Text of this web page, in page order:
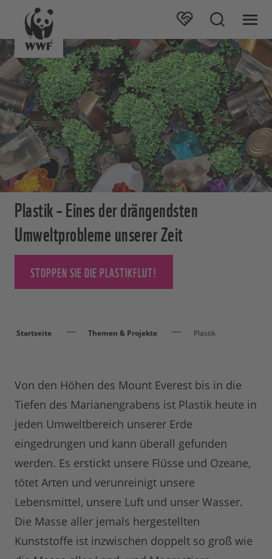
Plastik – Eines der drängendsten
Umweltprobleme unserer Zeit
STOPPEN SIE DIE PLASTIKFLUT!
Startseite Themen & Projekte Plastik
Von den Höhen des Mount Everest bis in die
Tiefen des Marianengrabens ist Plastik heute in
jeden Umweltbereich unserer Erde
eingedrungen und kann überall gefunden
werden. Es erstickt unsere Flüsse und Ozeane,
tötet Arten und verunreinigt unsere
Lebensmittel, unsere Luft und unser Wasser.
Die Masse aller jemals hergestellten
Kunststoffe ist inzwischen doppelt so groß wie